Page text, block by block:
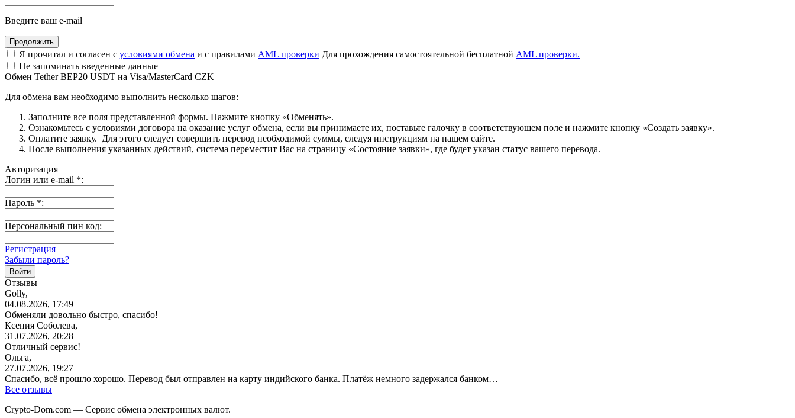
Введите ваш e-mail
Я прочитал и согласен с условиями обмена и с правилами AML проверки Для прохождения самостоятельной бесплатной AML проверки.
Не запоминать введенные данные
Обмен Tether BEP20 USDT на Visa/MasterCard CZK
Для обмена вам необходимо выполнить несколько шагов:
Заполните все поля представленной формы. Нажмите кнопку «Обменять».
Ознакомьтесь с условиями договора на оказание услуг обмена, если вы принимаете их, поставьте галочку в соответствующем поле и нажмите кнопку «Создать заявку».
Оплатите заявку. Для этого следует совершить перевод необходимой суммы, следуя инструкциям на нашем сайте.
После выполнения указанных действий, система переместит Вас на страницу «Состояние заявки», где будет указан статус вашего перевода.
Авторизация
Логин или e-mail *:
Пароль *:
Персональный пин код:
Регистрация
Забыли пароль?
Отзывы
Golly,
04.08.2026, 17:49
Обменяли довольно быстро, спасибо!
Ксения Соболева,
31.07.2026, 20:28
Отличный сервис!
Ольга,
27.07.2026, 19:27
Спасибо, всё прошло хорошо. Перевод был отправлен на карту индийского банка. Платёж немного задержался банком…
Все отзывы
Crypto-Dom.com — Сервис обмена электронных валют.